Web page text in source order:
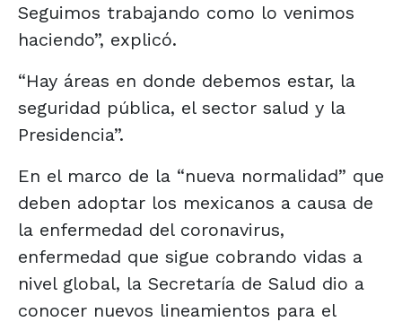
Seguimos trabajando como lo venimos
haciendo”, explicó.
“Hay áreas en donde debemos estar, la
seguridad pública, el sector salud y la
Presidencia”.
En el marco de la “nueva normalidad” que
deben adoptar los mexicanos a causa de
la enfermedad del coronavirus,
enfermedad que sigue cobrando vidas a
nivel global, la Secretaría de Salud dio a
conocer nuevos lineamientos para el